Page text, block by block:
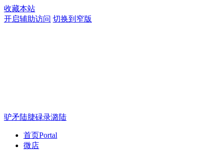
收藏本站
开启辅助访问 切换到窄版
驴矛陆脻碌录潞陆
首页Portal
微店